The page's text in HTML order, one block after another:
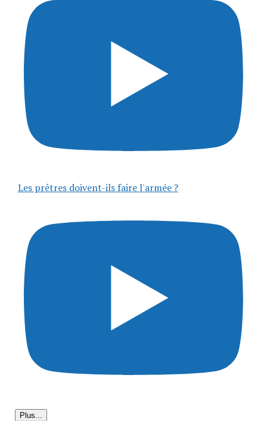
Les prêtres doivent-ils faire l'armée ?
Plus...